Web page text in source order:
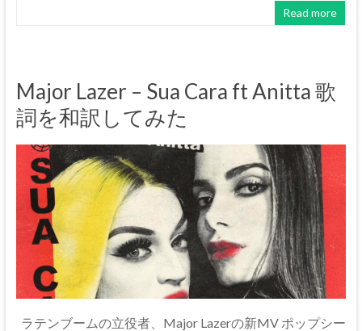
Read more
Major Lazer – Sua Cara ft Anitta 歌
詞を和訳してみた
ラテンブームの立役者、Major Lazerの新MV ポップシー